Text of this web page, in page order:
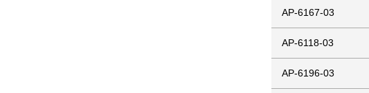
AP-6167-03
AP-6118-03
AP-6196-03